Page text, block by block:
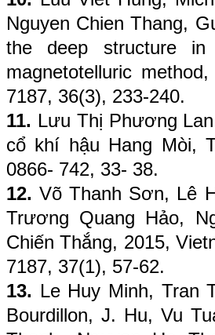
Nguyen Chien Thang,
the deep structure
magnetotelluric
7187, 36(3), 233-240.
11. Lưu Thị Phương
cổ khí hậu Hang Mòi,
0866- 742, 33- 38.
12. Võ Thanh Sơn, Lê
Trương Quang Hảo,
Chiến Thắng, 2015,
7187, 37(1), 57-62.
13. Le Huy Minh, Tran
Bourdillon, J. Hu, Vu